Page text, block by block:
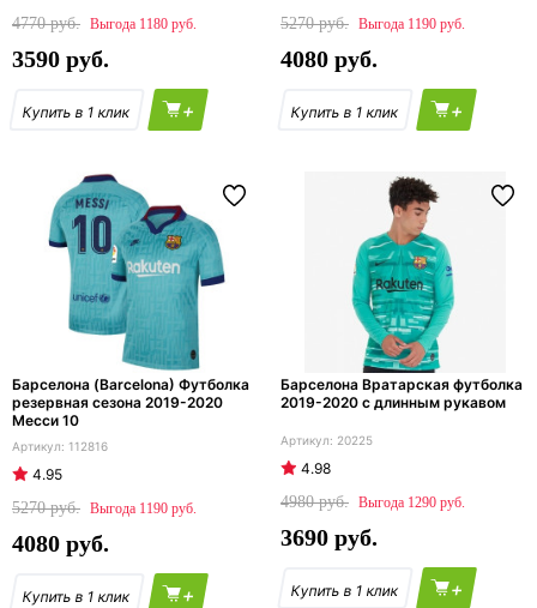
4770
1180
3590
+
5270
1190
4080
+
Барселона (Barcelona) Футболка
резервная сезона 2019-2020
Месси 10
112816
4.95
5270
1190
4080
+
Барселона Вратарская футболка
2019-2020 с длинным рукавом
20225
4.98
4980
1290
3690
+